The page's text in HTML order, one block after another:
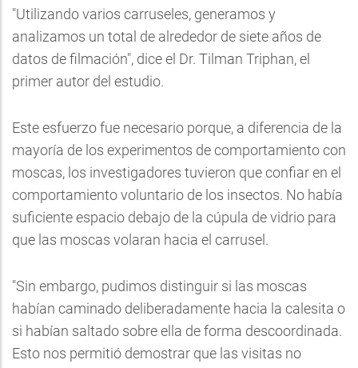
"Utilizando varios carruseles, generamos y
analizamos un total de alrededor de siete años de
datos de filmación", dice el Dr. Tilman Triphan, el
primer autor del estudio.
Este esfuerzo fue necesario porque, a diferencia de la
mayoría de los experimentos de comportamiento con
moscas, los investigadores tuvieron que confiar en el
comportamiento voluntario de los insectos. No había
suficiente espacio debajo de la cúpula de vidrio para
que las moscas volaran hacia el carrusel.
"Sin embargo, pudimos distinguir si las moscas
habían caminado deliberadamente hacia la calesita o
si habían saltado sobre ella de forma descoordinada.
Esto nos permitió demostrar que las visitas no